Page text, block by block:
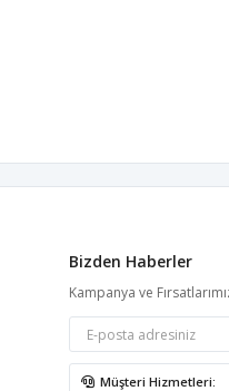
Bizden Haberler
Kampanya ve
Müşteri Hizmetleri: